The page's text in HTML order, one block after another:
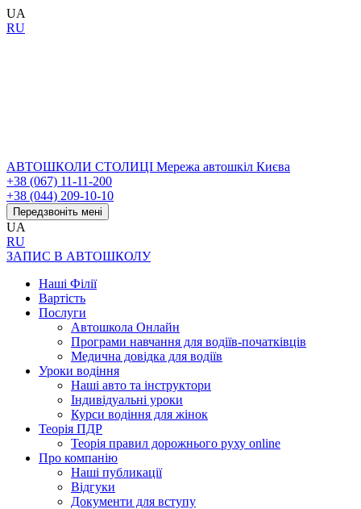
UA
RU
АВТОШКОЛИ СТОЛИЦІ Мережа автошкіл Києва
+38 (067) 11-11-200
+38 (044) 209-10-10
Передзвоніть мені
UA
RU
ЗАПИС В АВТОШКОЛУ
Наші Філії
Вартість
Послуги
Автошкола Онлайн
Програми навчання для водіїв-початківців
Медична довідка для водіїв
Уроки водіння
Наші авто та інструктори
Індивідуальні уроки
Курси водіння для жінок
Теорія ПДР
Теорія правил дорожнього руху online
Про компанію
Наші публикації
Відгуки
Документи для вступу